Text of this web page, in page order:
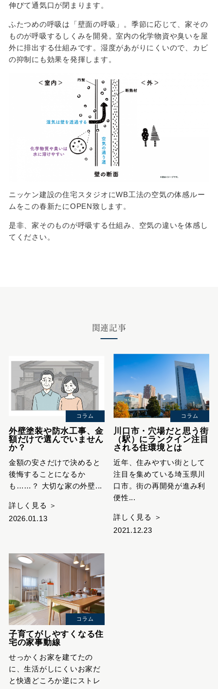
伸びて通気口が閉まります。
ふたつめの呼吸は「壁面の呼吸」。季節に応じて、家その
ものが呼吸するしくみを開発。室内の化学物資や臭いを屋
外に排出する仕組みです。湿度があがりにくいので、カビ
の抑制にも効果を発揮します。
ニッケン建設の住宅スタジオにWB工法の空気の体感ルー
ムをこの春新たにOPEN致します。
是非、家そのものが呼吸する仕組み、空気の違いを体感し
てください。
関連記事
コラム
外壁塗装や防水工事、金
額だけで選んでいません
か？
金額の安さだけで決めると
後悔することになるか
も……？ 大切な家の外壁...
詳しく見る ＞
2026.01.13
コラム
川口市・穴場だと思う街
（駅）にランクイン注目
される住環境とは
近年、住みやすい街として
注目を集めている埼玉県川
口市。街の再開発が進み利
便性...
詳しく見る ＞
2021.12.23
コラム
子育てがしやすくなる住
宅の家事動線
せっかくお家を建てたの
に、生活がしにくいお家だ
と快適どころか逆にストレ